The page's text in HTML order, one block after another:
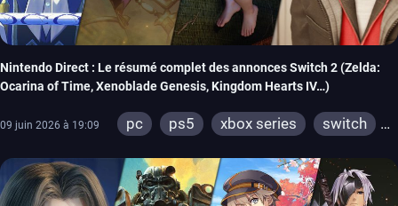
Nintendo Direct : Le résumé complet des annonces Switch 2 (Zelda:
Ocarina of Time, Xenoblade Genesis, Kingdom Hearts IV…)
09 juin 2026 à 19:09 pc ps5 xbox series
switch
xbox one
wiiu 3ds
ps3
xbox 360
wii switch 2